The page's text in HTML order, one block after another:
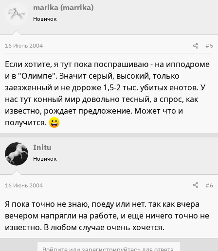
marika (marrika)
Новичок
16 Июнь 2004 #5
Если хотите, я тут пока поспрашиваю - на ипподроме
и в "Олимпе". Значит серый, высокий, только
заезженный и не дороже 1,5-2 тыс. убитых енотов. У
нас тут конный мир довольно тесный, а спрос, как
известно, рождает предложение. Может что и
получится.
Initu
Новичок
16 Июнь 2004 #6
Я пока точно не знаю, поеду или нет. так как вчера
вечером напрягли на работе, и ещё ничего точно не
известно. В любом случае очень хочется.